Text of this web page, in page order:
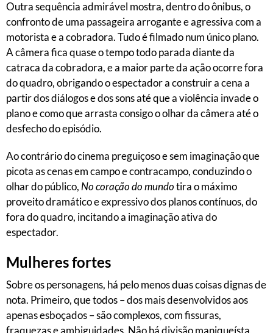
Outra sequência admirável mostra, dentro do ônibus, o
confronto de uma passageira arrogante e agressiva com a
motorista e a cobradora. Tudo é filmado num único plano.
A câmera fica quase o tempo todo parada diante da
catraca da cobradora, e a maior parte da ação ocorre fora
do quadro, obrigando o espectador a construir a cena a
partir dos diálogos e dos sons até que a violência invade o
plano e como que arrasta consigo o olhar da câmera até o
desfecho do episódio.
Ao contrário do cinema preguiçoso e sem imaginação que
picota as cenas em campo e contracampo, conduzindo o
olhar do público, No coração do mundotira o máximo
proveito dramático e expressivo dos planos contínuos, do
fora do quadro, incitando a imaginação ativa do
espectador.
Mulheres fortes
Sobre os personagens, há pelo menos duas coisas dignas de
nota. Primeiro, que todos – dos mais desenvolvidos aos
apenas esboçados – são complexos, com fissuras,
fraquezas e ambiguidades. Não há divisão maniqueísta,